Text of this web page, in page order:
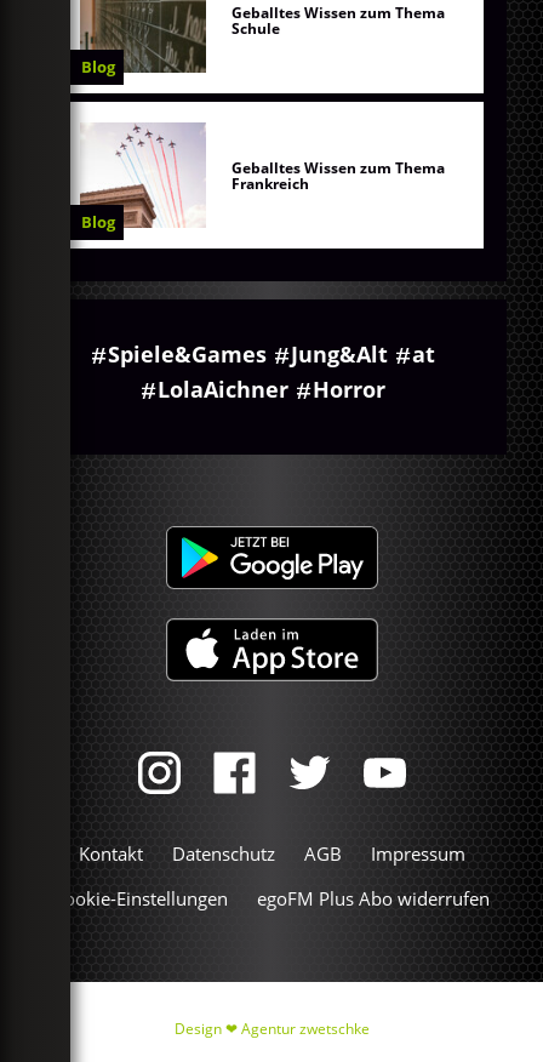
Blog
Geballtes Wissen zum Thema
Schule
Blog
Geballtes Wissen zum Thema
Frankreich
Spiele&Games Jung&Alt
at
LolaAichner
Horror
Kontakt Datenschutz AGB
Impressum
Cookie-Einstellungen
egoFM Plus Abo widerrufen
Design ❤Agentur zwetschke